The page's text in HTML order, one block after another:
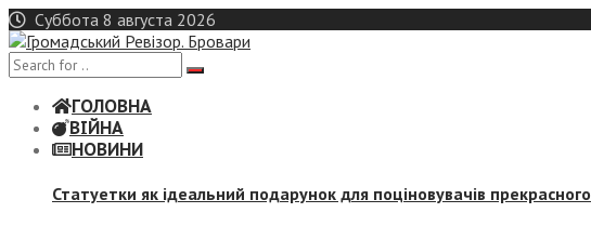
Skip
to
content
Суббота 8 августа 2026
ГОЛОВНА
ВІЙНА
НОВИНИ
Статуетки як ідеальний подарунок для поціновувачів прекрасного